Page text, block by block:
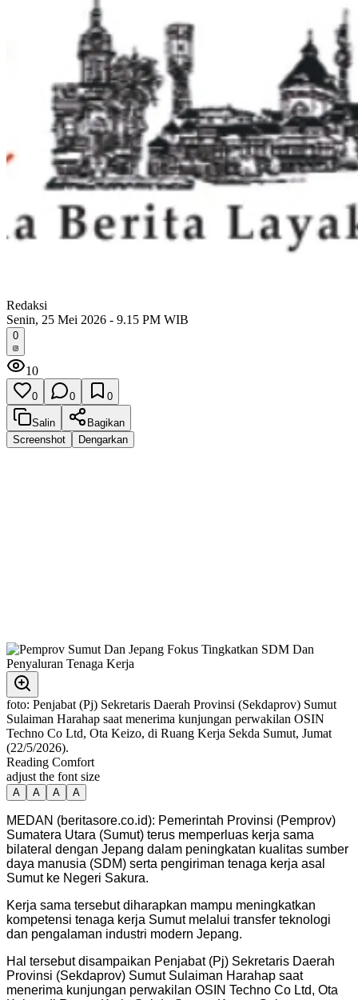
Redaksi
Senin, 25 Mei 2026 - 9.15 PM WIB
0
10
0 0 0
Salin
Bagikan
Screenshot
Dengarkan
foto: Penjabat (Pj) Sekretaris Daerah Provinsi (Sekdaprov) Sumut
Sulaiman Harahap saat menerima kunjungan perwakilan OSIN
Techno Co Ltd, Ota Keizo, di Ruang Kerja Sekda Sumut, Jumat
(22/5/2026).
Reading Comfort
adjust the font size
A A A A
MEDAN (beritasore.co.id): Pemerintah Provinsi (Pemprov)
Sumatera Utara (Sumut) terus memperluas kerja sama
bilateral dengan Jepang dalam peningkatan kualitas sumber
daya manusia (SDM) serta pengiriman tenaga kerja asal
Sumut ke Negeri Sakura.
Kerja sama tersebut diharapkan mampu meningkatkan
kompetensi tenaga kerja Sumut melalui transfer teknologi
dan pengalaman industri modern Jepang.
Hal tersebut disampaikan Penjabat (Pj) Sekretaris Daerah
Provinsi (Sekdaprov) Sumut Sulaiman Harahap saat
menerima kunjungan perwakilan OSIN Techno Co Ltd, Ota